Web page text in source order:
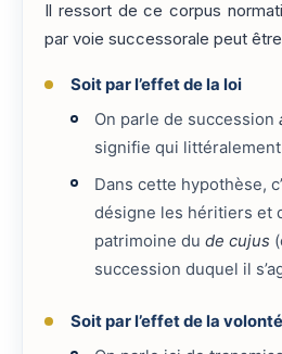
Il ressort de ce corpus
par voie successorale peut
Soit par l’effet de la loi
On parle de succession
signifie qui
Dans cette hypothèse,
désigne les héritiers et
patrimoine dude cujus
succession duquel il
Soit par l’effet de la volonté